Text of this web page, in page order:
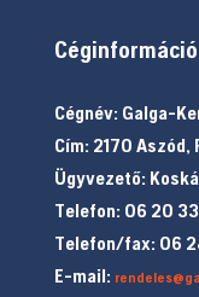
Cégnév: Galga-
Cím: 2170 Aszód,
Ügyvezető:
Telefon: 06 20
Telefon/fax: 06
E-mail: